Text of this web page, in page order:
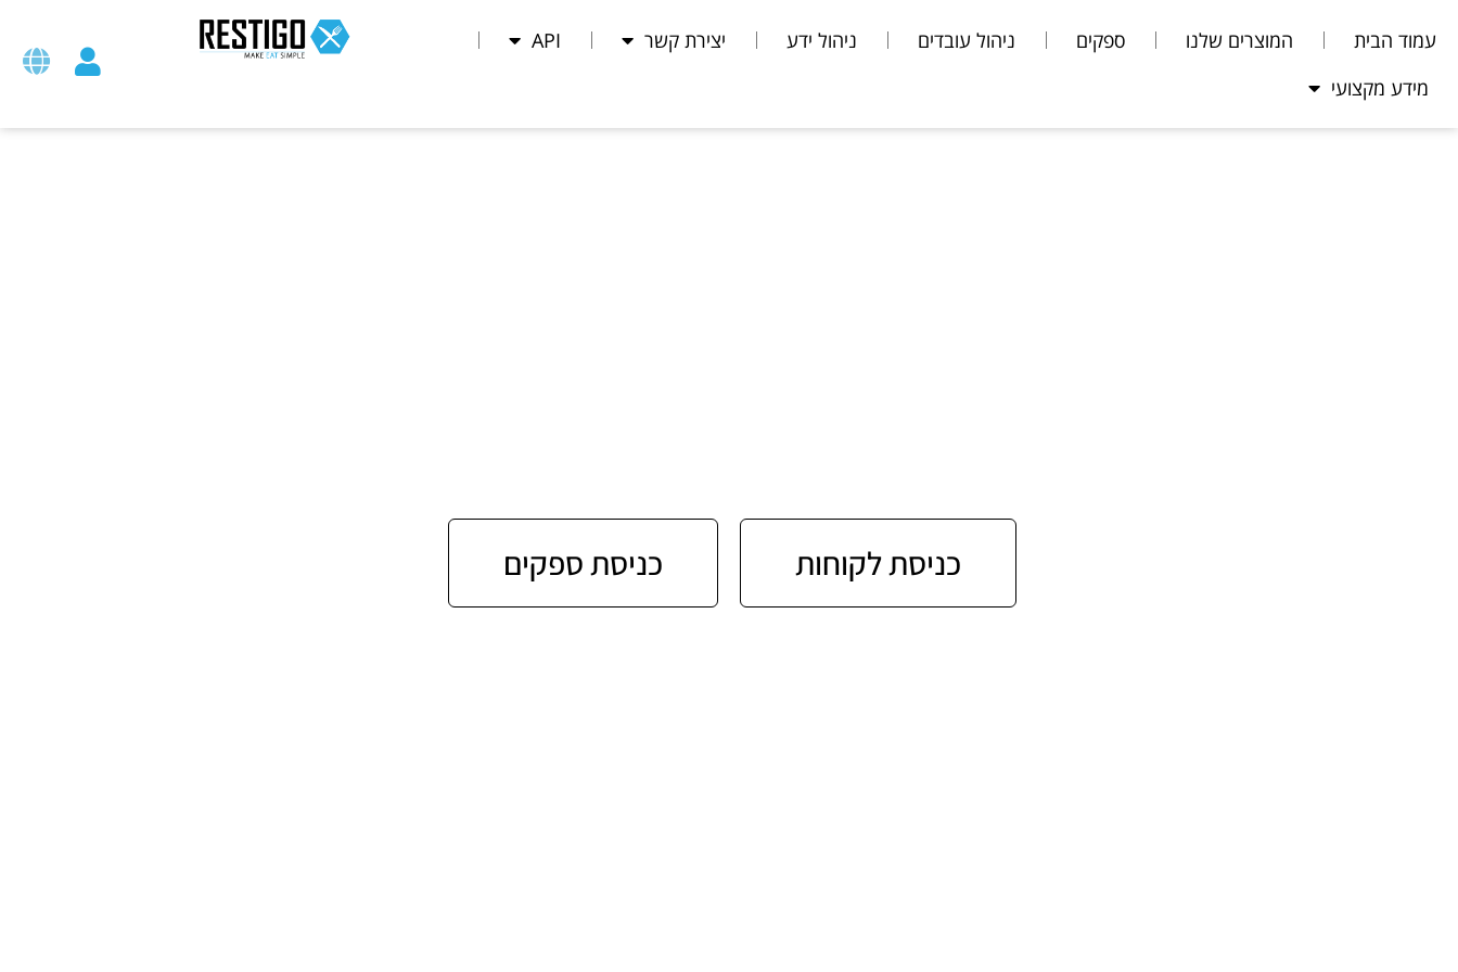
עמוד הבית המוצרים שלנו ספקים ניהול עובדים ניהול ידע יצירת קשר
API
מידע מקצועי
כניסת לקוחות כניסת ספקים